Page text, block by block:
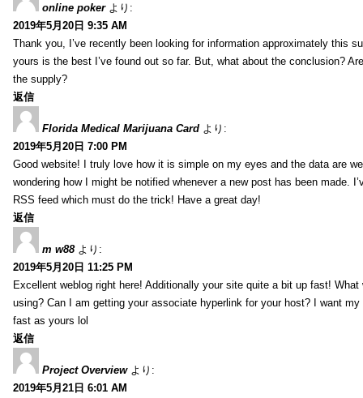
online poker より:
2019年5月20日 9:35 AM
Thank you, I’ve recently been looking for information approximately this
yours is the best I’ve found out so far. But, what about the conclusion?
the supply?
返信
Florida Medical Marijuana Card より:
2019年5月20日 7:00 PM
Good website! I truly love how it is simple on my eyes and the data are
wondering how I might be notified whenever a new post has been made.
RSS feed which must do the trick! Have a great day!
返信
m w88 より:
2019年5月20日 11:25 PM
Excellent weblog right here! Additionally your site quite a bit up fast! What
using? Can I am getting your associate hyperlink for your host? I want
fast as yours lol
返信
Project Overview より:
2019年5月21日 6:01 AM